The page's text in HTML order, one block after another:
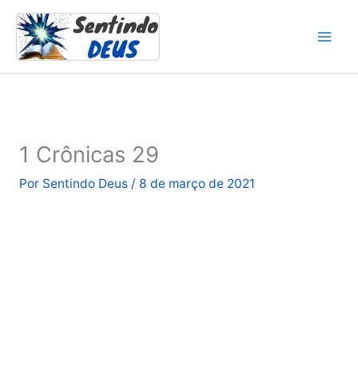
para
conteúdo
1 Crônicas 29
Por Sentindo Deus / 8 de março de 2021